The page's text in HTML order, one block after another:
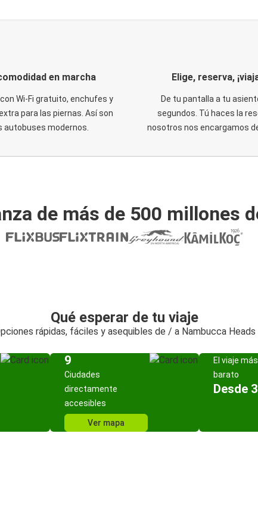
en marcha
Wi-Fi gratuito, enchufes y
para las piernas. Así son
autobuses modernos.
Elige, reserva,
De tu pantalla a tu
segundos. Tú haces la
nosotros nos encargamos
de más de 500 millones
Qué esperar de tu viaje
rápidas, fáciles y asequibles de / a Nambucca Heads
9
Ciudades
directamente
accesibles
Ver mapa
El viaje más
barato
Desde